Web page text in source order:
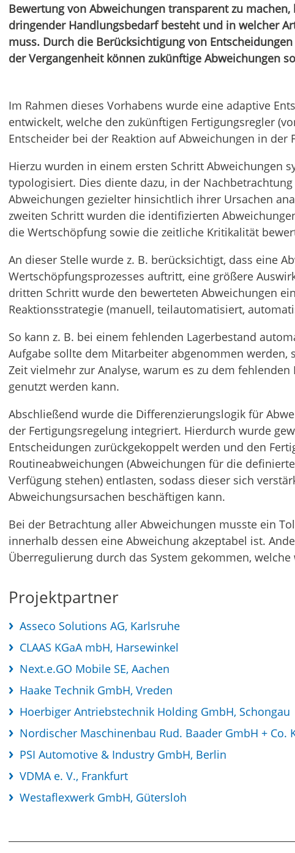
Bewertung von Abweichungen transparent zu
dringender Handlungsbedarf besteht und in welcher
muss. Durch die Berücksichtigung von
der Vergangenheit können zukünftige Abweichungen
Im Rahmen dieses Vorhabens wurde eine adaptive
entwickelt, welche den zukünftigen Fertigungsregler
Entscheider bei der Reaktion auf Abweichungen in der
Hierzu wurden in einem ersten Schritt Abweichungen
typologisiert. Dies diente dazu, in der
Abweichungen gezielter hinsichtlich ihrer Ursachen
zweiten Schritt wurden die identifizierten
die Wertschöpfung sowie die zeitliche Kritikalität
An dieser Stelle wurde z. B. berücksichtigt, dass eine
Wertschöpfungsprozesses auftritt, eine größere
dritten Schritt wurde den bewerteten Abweichungen
Reaktionsstrategie (manuell, teilautomatisiert,
So kann z. B. bei einem fehlenden Lagerbestand
Aufgabe sollte dem Mitarbeiter abgenommen werden,
Zeit vielmehr zur Analyse, warum es zu dem
genutzt werden kann.
Abschließend wurde die Differenzierungslogik für
der Fertigungsregelung integriert. Hierdurch wurde
Entscheidungen zurückgekoppelt werden und den
Routineabweichungen (Abweichungen für die
Verfügung stehen) entlasten, sodass dieser sich
Abweichungsursachen beschäftigen kann.
Bei der Betrachtung aller Abweichungen musste ein
innerhalb dessen eine Abweichung akzeptabel ist.
Überregulierung durch das System gekommen,
Projektpartner
Asseco Solutions AG, Karlsruhe
CLAAS KGaA mbH, Harsewinkel
Next.e.GO Mobile SE, Aachen
Haake Technik GmbH, Vreden
Hoerbiger Antriebstechnik Holding GmbH, Schongau
Nordischer Maschinenbau Rud. Baader GmbH + Co.
PSI Automotive & Industry GmbH, Berlin
VDMA e. V., Frankfurt
Westaflexwerk GmbH, Gütersloh